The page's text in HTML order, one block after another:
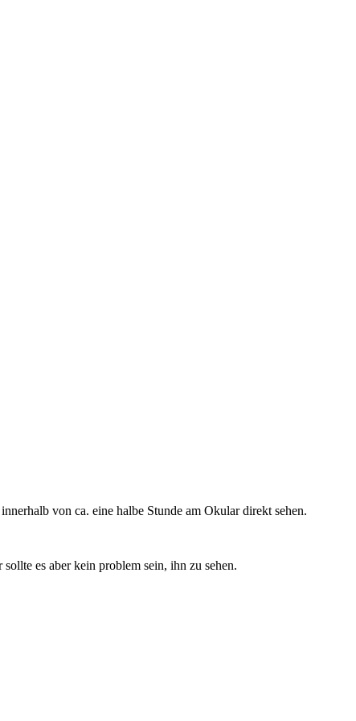
von ca. eine halbe Stunde am Okular direkt sehen.
es aber kein problem sein, ihn zu sehen.